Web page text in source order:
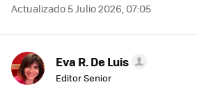
Actualizado 5 Julio 2026, 07:05
Eva R. De Luis
Editor Senior